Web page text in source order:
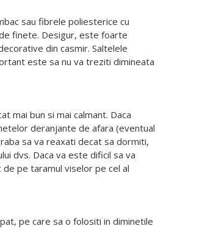
sau fibrele poliesterice cu
finete. Desigur, este foarte
din casmir. Saltelele
este sa nu va treziti dimineata
mai bun si mai calmant. Daca
deranjante de afara (eventual
sa va reaxati decat sa dormiti,
dvs. Daca va este dificil sa va
pe taramul viselor pe cel al
pe care sa o folositi in diminetile